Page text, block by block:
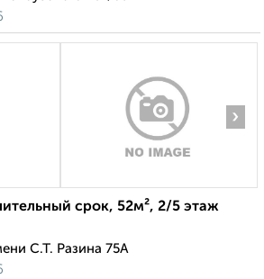
›
срок, 52м², 2/5 этаж
С.Т. Разина 75А